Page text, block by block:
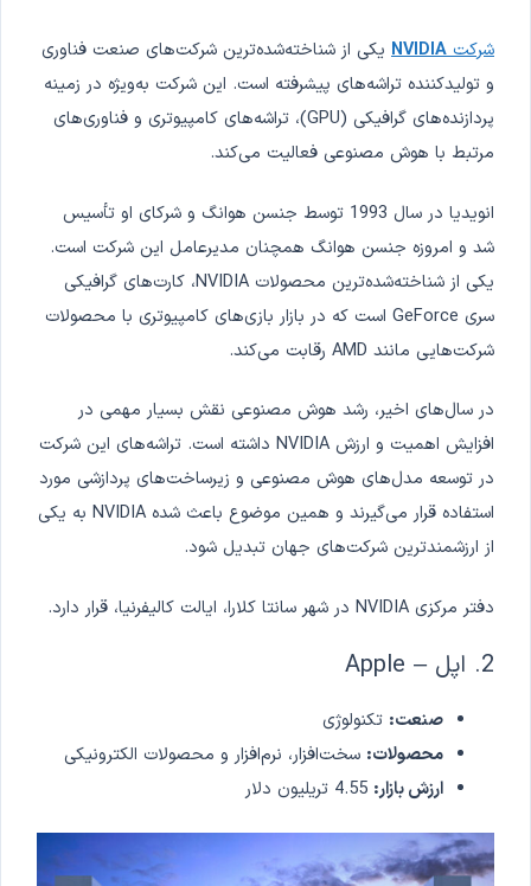
شرکتNVIDIA یکی از شناخته‌شده‌ترین شرکت‌های صنعت فناوری
و تولیدکننده تراشه‌های پیشرفته است. این شرکت به‌ویژه در زمینه
پردازنده‌های گرافیکی (GPU)، تراشه‌های کامپیوتری و فناوری‌های
مرتبط با هوش مصنوعی فعالیت می‌کند.
انویدیا در سال 1993 توسط جنسن هوانگ و شرکای او تأسیس
شد و امروزه جنسن هوانگ همچنان مدیرعامل این شرکت است.
یکی از شناخته‌شده‌ترین محصولات NVIDIA، کارت‌های گرافیکی
سری GeForce است که در بازار بازی‌های کامپیوتری با محصولات
شرکت‌هایی مانند AMD رقابت می‌کند.
در سال‌های اخیر، رشد هوش مصنوعی نقش بسیار مهمی در
افزایش اهمیت و ارزش NVIDIA داشته است. تراشه‌های این شرکت
در توسعه مدل‌های هوش مصنوعی و زیرساخت‌های پردازشی مورد
استفاده قرار می‌گیرند و همین موضوع باعث شده NVIDIA به یکی
از ارزشمندترین شرکت‌های جهان تبدیل شود.
دفتر مرکزی NVIDIA در شهر سانتا کلارا، ایالت کالیفرنیا، قرار دارد.
2. اپل – Apple
صنعت: تکنولوژی
محصولات: سخت‌افزار، نرم‌افزار و محصولات الکترونیکی
ارزش بازار: 4.55 تریلیون دلار